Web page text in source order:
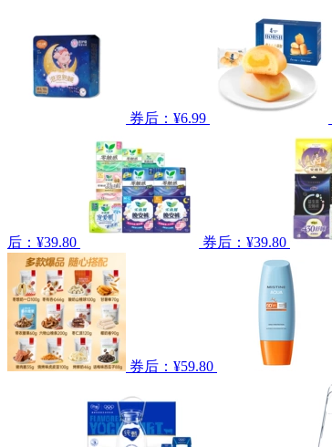
券后：¥6.99
后：¥39.80 券后：¥39.80
券后：¥59.80